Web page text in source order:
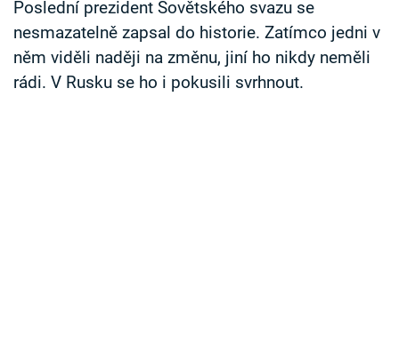
Poslední prezident Sovětského svazu se
nesmazatelně zapsal do historie. Zatímco jedni v
něm viděli naději na změnu, jiní ho nikdy neměli
rádi. V Rusku se ho i pokusili svrhnout.